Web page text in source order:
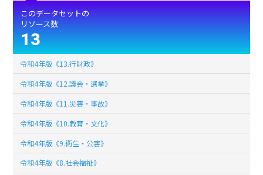
このデータセットの
リソース数
13
令和4年版《13.行財政》
令和4年版《12.議会・選挙》
令和4年版《11.災害・事故》
令和4年版《10.教育・文化》
令和4年版《9.衛生・公害》
令和4年版《8.社会福祉》